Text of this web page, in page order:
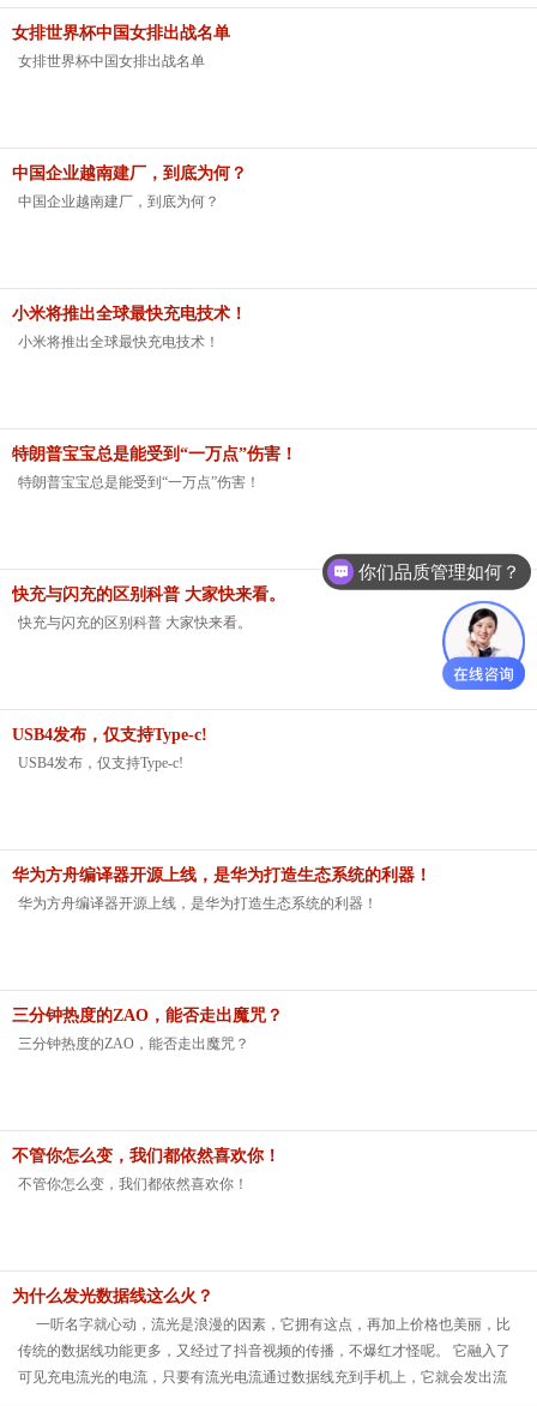
女排世界杯中国女排出战名单
女排世界杯中国女排出战名单
中国企业越南建厂，到底为何？
中国企业越南建厂，到底为何？
小米将推出全球最快充电技术！
小米将推出全球最快充电技术！
特朗普宝宝总是能受到“一万点”伤害！
特朗普宝宝总是能受到“一万点”伤害！
快充与闪充的区别科普 大家快来看。
快充与闪充的区别科普 大家快来看。
USB4发布，仅支持Type-c!
USB4发布，仅支持Type-c!
华为方舟编译器开源上线，是华为打造生态系统的利器！
华为方舟编译器开源上线，是华为打造生态系统的利器！
三分钟热度的ZAO，能否走出魔咒？
三分钟热度的ZAO，能否走出魔咒？
不管你怎么变，我们都依然喜欢你！
不管你怎么变，我们都依然喜欢你！
为什么发光数据线这么火？
一听名字就心动，流光是浪漫的因素，它拥有这点，再加上价格也美丽，比
传统的数据线功能更多，又经过了抖音视频的传播，不爆红才怪呢。 它融入了
可见充电流光的电流，只要有流光电流通过数据线充到手机上，它就会发出流
你们品质管理如何？